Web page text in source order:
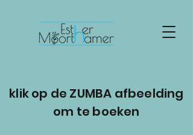
klik op de ZUMBA afbeelding
om te boeken